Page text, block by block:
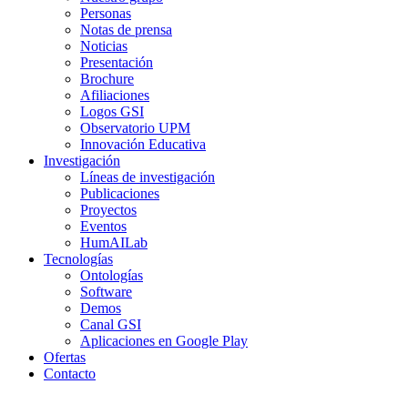
Personas
Notas de prensa
Noticias
Presentación
Brochure
Afiliaciones
Logos GSI
Observatorio UPM
Innovación Educativa
Investigación
Líneas de investigación
Publicaciones
Proyectos
Eventos
HumAILab
Tecnologías
Ontologías
Software
Demos
Canal GSI
Aplicaciones en Google Play
Ofertas
Contacto